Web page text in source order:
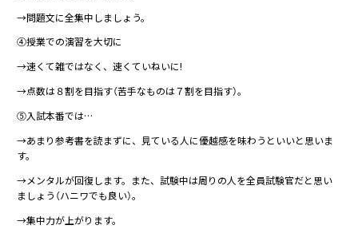
→問題文に全集中しましょう。
④授業での演習を大切に
→速くて雑ではなく、速くていねいに!
→点数は８割を目指す（苦手なものは７割を目指す）。
⑤入試本番では…
→あまり参考書を読まずに、見ている人に優越感を味わうといいと思いま
す。
→メンタルが回復します。また、試験中は周りの人を全員試験官だと思い
ましょう（ハニワでも良い）。
→集中力が上がります。